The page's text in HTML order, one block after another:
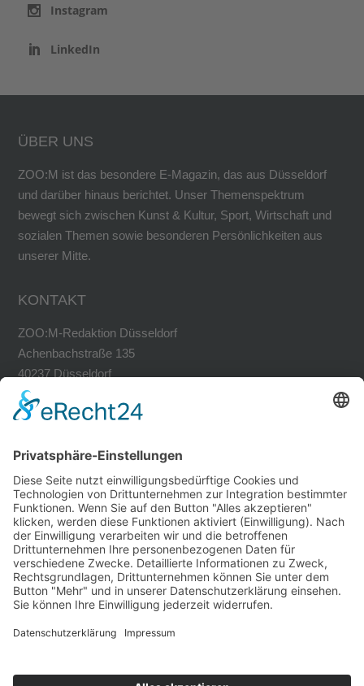
Instagram
LinkedIn
ÜBER UNS
ZOO:M ist das besondere E-Magazin, das aus Düsseldorf
und darüber hinaus berichtet. Unser Themenspektrum
bewegt sich zwischen Kunst & Kultur, Sport, Wirtschaft und
sozialen Themen sowie besonderen Persönlichkeiten aus
unserer Mitte.
KONTAKT
ZOO:M-Redaktion Düsseldorf
Achenbachstraße 135
40237 Düsseldorf
Tel. 0211-30200741
Fax 0211-30200749
RECHTLICHES
Impressum
Datenschutz
Datenschutz Social Networks
Mediadaten